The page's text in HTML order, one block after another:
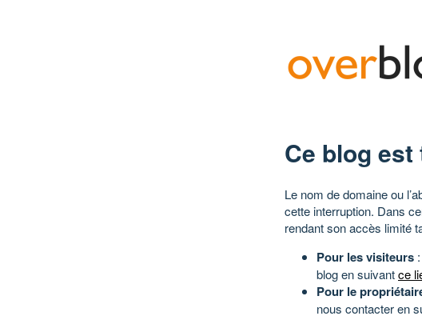
Ce blog
Le nom de domaine ou
cette interruption. Dans
rendant son accès limité
Pour les visiteurs
blog en suivantce
Pour le
nous contacter en